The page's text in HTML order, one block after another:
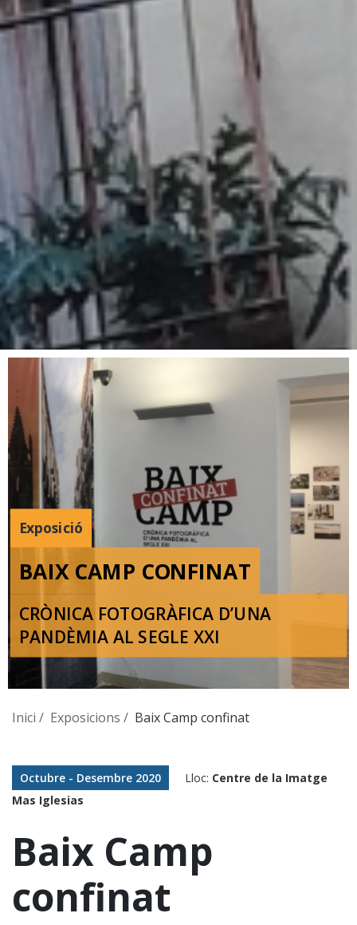
Exposició
BAIX CAMP CONFINAT
CRÒNICA FOTOGRÀFICA D’UNA
PANDÈMIA AL SEGLE XXI
Inici Exposicions Baix Camp confinat
Octubre - Desembre 2020 Lloc: Centre de la Imatge
Mas Iglesias
Baix Camp
confinat